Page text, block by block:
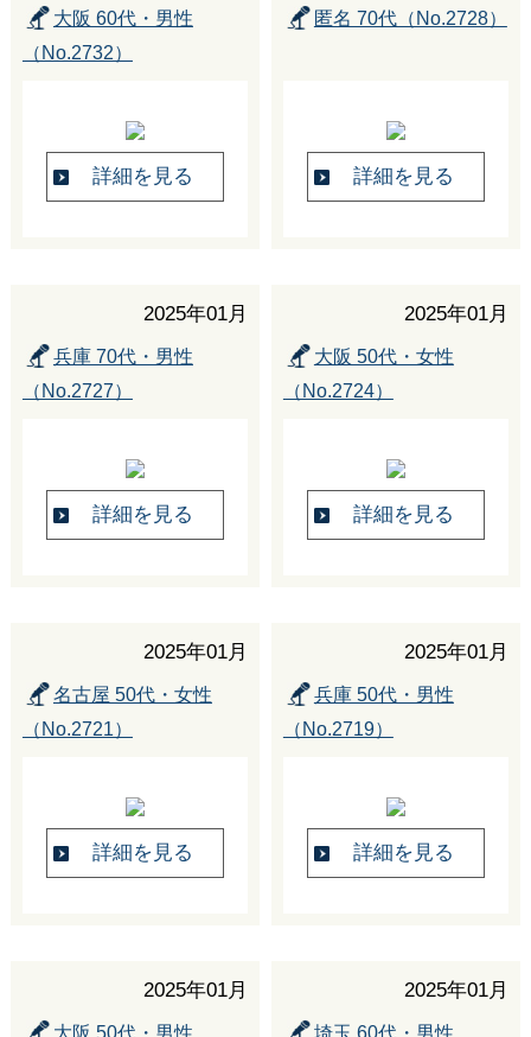
大阪 60代・男性
（No.2732）
詳細を見る
匿名 70代（No.2728）
詳細を見る
2025年01月
兵庫 70代・男性
（No.2727）
詳細を見る
2025年01月
大阪 50代・女性
（No.2724）
詳細を見る
2025年01月
名古屋 50代・女性
（No.2721）
詳細を見る
2025年01月
兵庫 50代・男性
（No.2719）
詳細を見る
2025年01月
大阪 50代・男性
2025年01月
埼玉 60代・男性